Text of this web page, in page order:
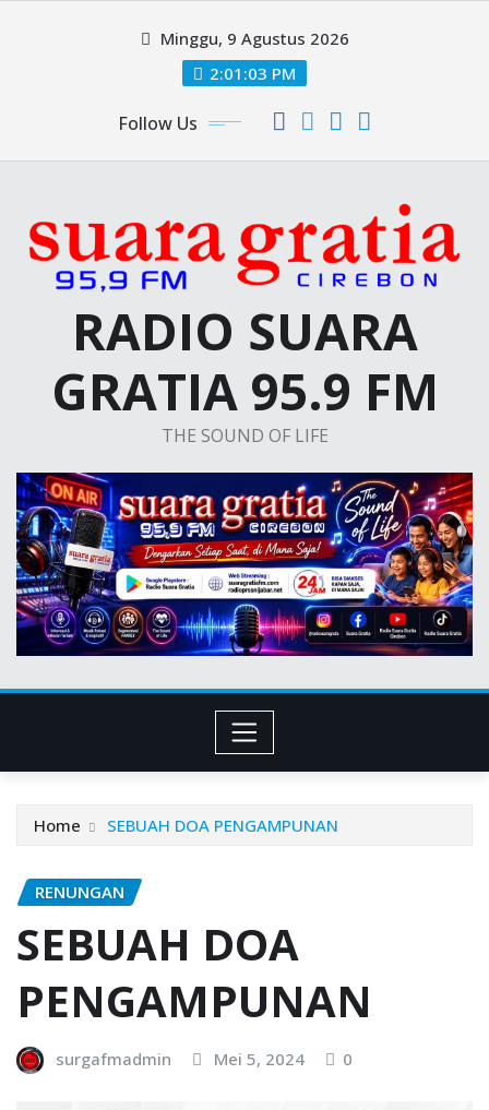
Minggu, 9 Agustus 2026
2:01:04 PM
Follow Us
RADIO SUARA
GRATIA 95.9 FM
THE SOUND OF LIFE
Home SEBUAH DOA PENGAMPUNAN
RENUNGAN
SEBUAH DOA
PENGAMPUNAN
surgafmadmin Mei 5, 2024 0